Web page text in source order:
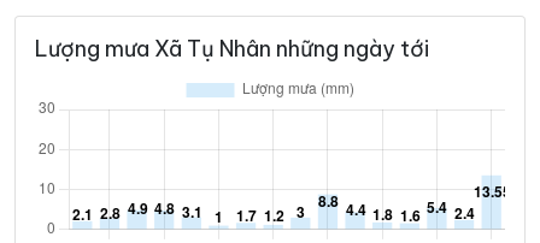
Lượng mưa Xã Tụ Nhân những ngày tới